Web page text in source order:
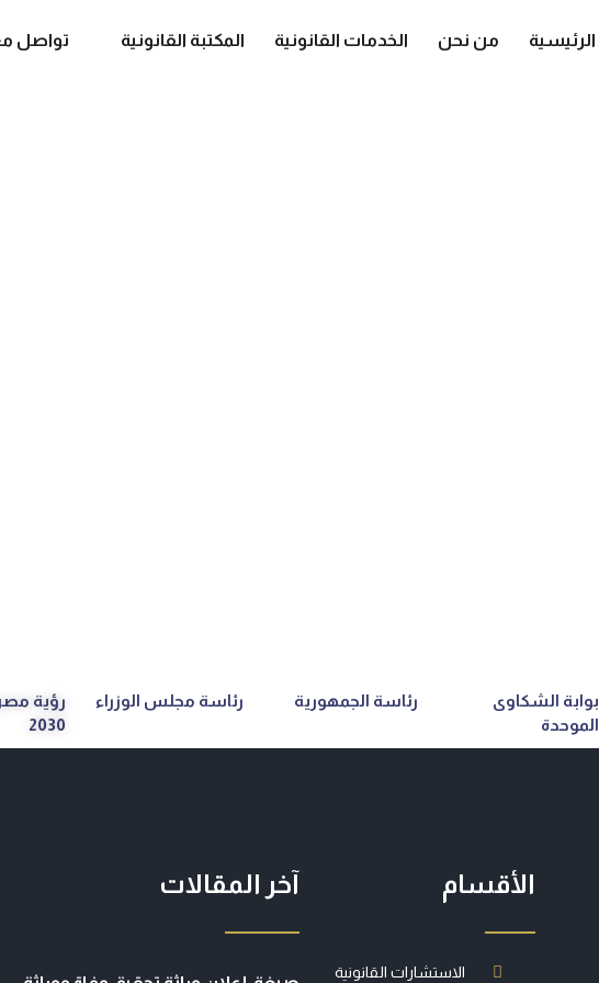
الرئيسية من نحن الخدمات القانونية المكتبة القانونية تواصل
بوابة الشكاوى
الموحدة
رئاسة الجمهورية رئاسة مجلس الوزراء
رؤية مصر
2030
الأقسام
الاستشارات القانونية
آخر المقالات